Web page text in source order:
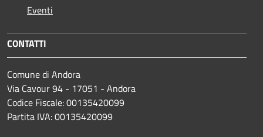
Eventi
CONTATTI
Comune di Andora
Via Cavour 94 - 17051 - Andora
Codice Fiscale: 00135420099
Partita IVA: 00135420099